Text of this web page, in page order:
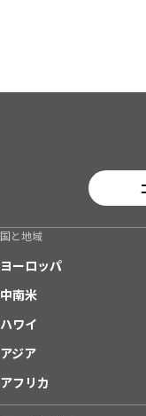
国と地域
ヨーロッパ
中南米
ハワイ
アジア
アフリカ